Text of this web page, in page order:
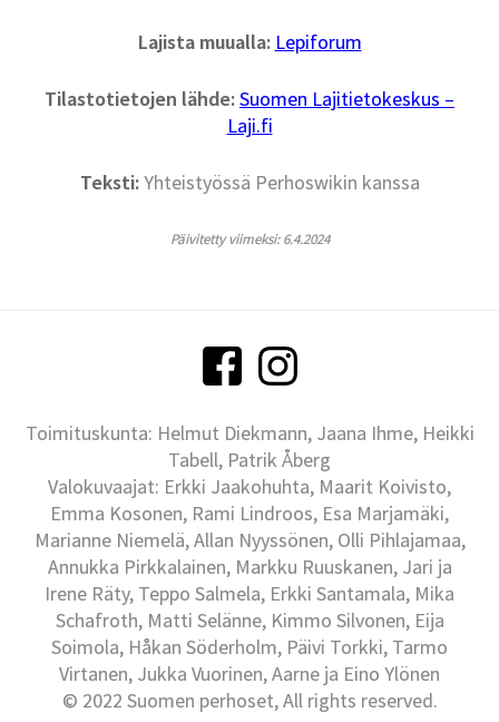
Lajista muualla: Lepiforum
Tilastotietojen lähde:Suomen Lajitietokeskus –
Laji.fi
Teksti:Yhteistyössä Perhoswikin kanssa
Päivitetty viimeksi: 6.4.2024
Toimituskunta: Helmut Diekmann, Jaana Ihme, Heikki
Tabell, Patrik Åberg
Valokuvaajat: Erkki Jaakohuhta, Maarit Koivisto,
Emma Kosonen, Rami Lindroos, Esa Marjamäki,
Marianne Niemelä, Allan Nyyssönen, Olli Pihlajamaa,
Annukka Pirkkalainen, Markku Ruuskanen, Jari ja
Irene Räty, Teppo Salmela, Erkki Santamala, Mika
Schafroth, Matti Selänne, Kimmo Silvonen, Eija
Soimola, Håkan Söderholm, Päivi Torkki, Tarmo
Virtanen, Jukka Vuorinen, Aarne ja Eino Ylönen
© 2022 Suomen perhoset, All rights reserved.